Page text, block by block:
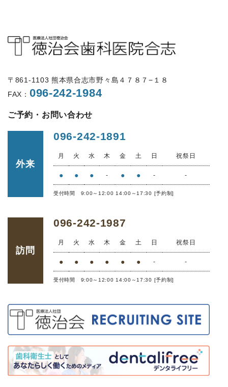
〒861-1103 熊本県合志市野々島４７８７−１８
FAX： 096-242-1984
ご予約・お問い合わせ
外来
096-242-1891
月 火 水 木 金 土 日 祝祭日
● ● ● - ● ● - -
受付時間 9:00～12:00 14:00～17:30 [予約制]
訪問
096-242-1987
月 火 水 木 金 土 日 祝祭日
● ● ● ● ● ● - -
受付時間 9:00～12:00 14:00～17:30 [予約制]